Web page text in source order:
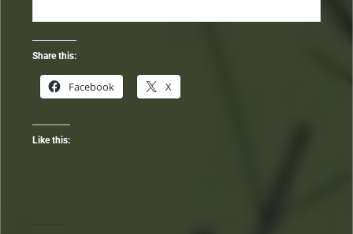
Share this:
Facebook X
Like this: